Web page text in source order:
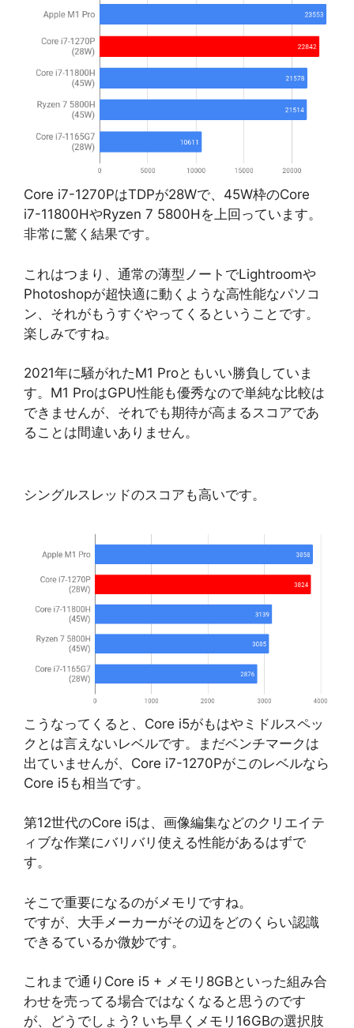
Core i7-1270PはTDPが28Wで、45W枠のCore
i7-11800HやRyzen 7 5800Hを上回っています。
非常に驚く結果です。
これはつまり、通常の薄型ノートでLightroomや
Photoshopが超快適に動くような高性能なパソコ
ン、それがもうすぐやってくるということです。
楽しみですね。
2021年に騒がれたM1 Proともいい勝負していま
す。M1 ProはGPU性能も優秀なので単純な比較は
できませんが、それでも期待が高まるスコアであ
ることは間違いありません。
シングルスレッドのスコアも高いです。
こうなってくると、Core i5がもはやミドルスペッ
クとは言えないレベルです。まだベンチマークは
出ていませんが、Core i7-1270Pがこのレベルなら
Core i5も相当です。
第12世代のCore i5は、画像編集などのクリエイテ
ィブな作業にバリバリ使える性能があるはずで
す。
そこで重要になるのがメモリですね。
ですが、大手メーカーがその辺をどのくらい認識
できるているか微妙です。
これまで通りCore i5 + メモリ8GBといった組み合
わせを売ってる場合ではなくなると思うのです
が、どうでしょう? いち早くメモリ16GBの選択肢